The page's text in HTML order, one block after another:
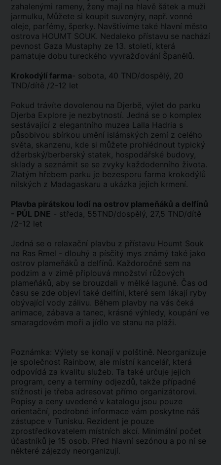
zahalenými rameny, ženy mají na hlavě šátek a muži
jarmulku, Můžete si koupit suvenýry, např. vonné
oleje, parfémy, šperky. Navštívíme také hlavní město
ostrova HOUMT SOUK. Nedaleko přístavu se nachází
pevnost Gaza Mustaphy ze 13. století, která
pamatuje dobu tureckého vyvražďování Španělů.
Krokodýlí farma- sobota, 40 TND/dospělý, 20
TND/dítě /2-12 let
Pokud trávíte dovolenou na Djerbě, výlet do parku
Djerba Explore je nezbytností. Jedná se o komplex
sestávající z elegantního muzea Lalla Hadria s
působivou sbírkou umění islámských zemí z celého
světa, skanzenu, kde si můžete prohlédnout typický
džerbský/berberský statek, hospodářské budovy,
sklady a seznámit se se zvyky každodenního života.
Zlatým hřebem parku je bezesporu farma krokodýlů
nilských z Madagaskaru a ukázka jejich krmení.
Plavba pirátskou lodí na ostrov plameňáků a delfínů
- PŮL DNE - středa, 55TND/dospělý, 27,5 TND/dítě
/2-12 let
Jedná se o relaxační plavbu z přístavu Houmt Souk
na Ras Rmel - dlouhý a písčitý mys známý také jako
ostrov plameňáků a delfínů. Každoročně sem na
podzim a v zimě připlouvá množství růžových
plameňáků, aby se brouzdali v mělké laguně. Čas od
času se zde objeví také delfíni, které sem lákají ryby
obývající vody zálivu. Během plavby na vás čeká
animace, zábava a tanec, krásné výhledy, koupání ve
smaragdovém moři a jídlo ve stanu na pláži.
Poznámka: Výlety se konají v polštině. Neorganizuje
je společnost Rainbow, ale místní kancelář, která
odpovídá za kvalitu služeb. Ta také určuje jejich
program, ceny a termíny odjezdů, takže případné
stížnosti je třeba adresovat přímo organizátorovi.
Popisy a ceny uvedené v katalogu jsou pouze
orientační, podrobné informace vám poskytne náš
zástupce v Tunisku. Rezident je pouze
zprostředkovatelem místních akcí. Minimální počet
účastníků je 15 osob. Před hlavní sezónou a po ní se
některé zájezdy neorganizují.